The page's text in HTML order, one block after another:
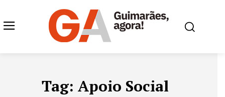
Tag: Apoio Social